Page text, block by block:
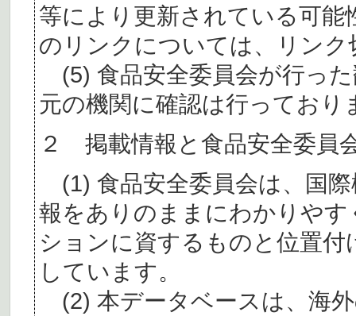
等により更新されている可
のリンクについては、リン
(5) 食品安全委員会が行っ
元の機関に確認は行っており
２ 掲載情報と食品安全委員
(1) 食品安全委員会は、国
報をありのままにわかりや
ションに資するものと位置
しています。
(2) 本データベースは、海